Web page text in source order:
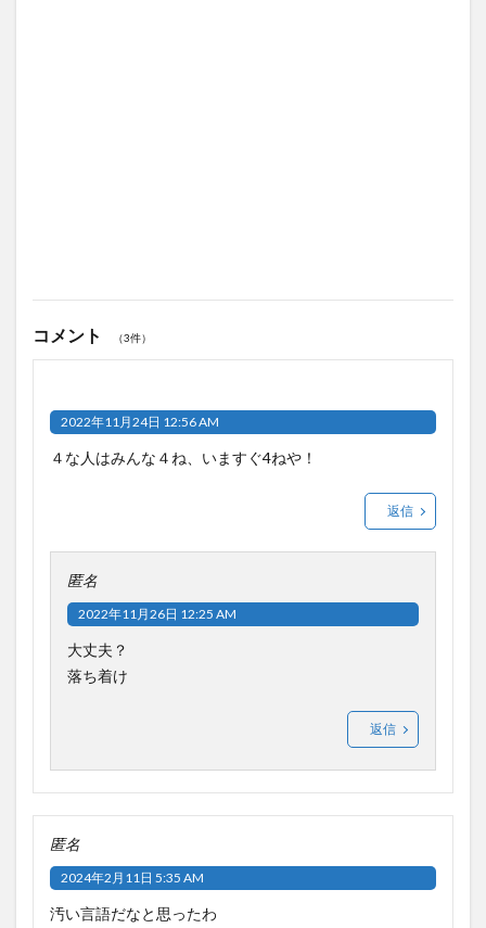
コメント （3件）
2022年11月24日 12:56 AM
４な人はみんな４ね、いますぐ4ねや！
返信
匿名
2022年11月26日 12:25 AM
大丈夫？
落ち着け
返信
匿名
2024年2月11日 5:35 AM
汚い言語だなと思ったわ